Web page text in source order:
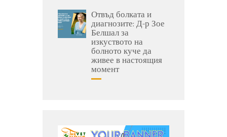
Отвъд болката и
диагнозите: Д-р Зое
Белшал за
изкуството на
болното куче да
живее в настоящия
момент